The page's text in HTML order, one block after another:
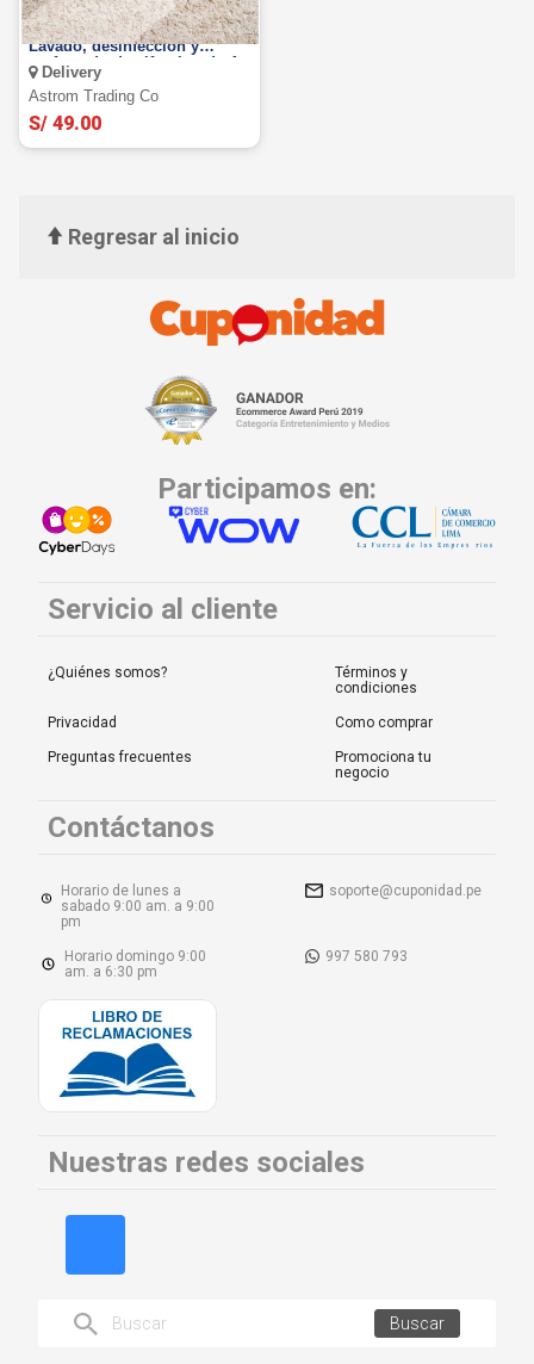
LAVADO DE ALFOMBRAS.
Lavado, desinfección y
perfumado de alfombra de 4
o 6 metros
Delivery
Astrom Trading Co
S/ 49.00
Regresar al inicio
Participamos en:
Servicio al cliente
¿Quiénes somos?
Términos y
condiciones
Privacidad Como comprar
Preguntas frecuentes
Promociona tu
negocio
Contáctanos
Horario de lunes a
sabado 9:00 am. a 9:00
pm
soporte@cuponidad.pe
Horario domingo 9:00
am. a 6:30 pm
997 580 793
Nuestras redes sociales
Buscar